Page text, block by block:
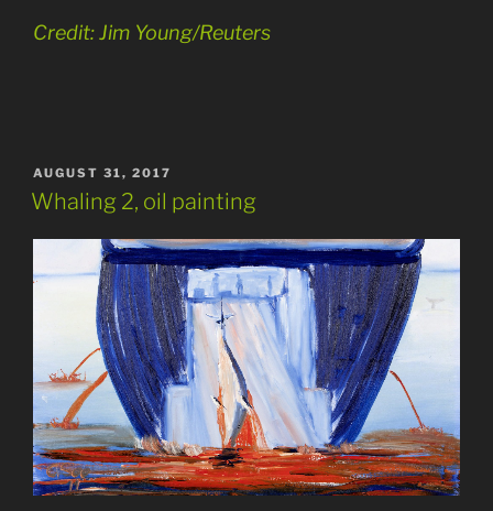
Credit:Jim Young/Reuters
POSTED
ON
AUGUST 31, 2017
Whaling 2, oil painting